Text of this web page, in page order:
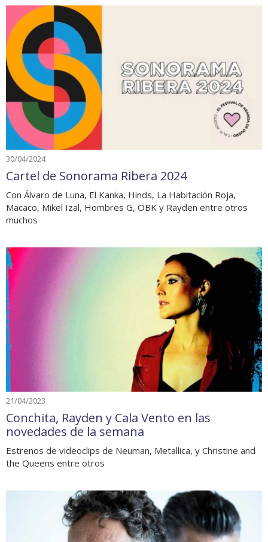
30/04/2024
Cartel de Sonorama Ribera 2024
Con Álvaro de Luna, El Kanka, Hinds, La Habitación Roja,
Macaco, Mikel Izal, Hombres G, OBK y Rayden entre otros
muchos
21/04/2023
Conchita, Rayden y Cala Vento en las
novedades de la semana
Estrenos de videoclips de Neuman, Metallica, y Christine and
the Queens entre otros